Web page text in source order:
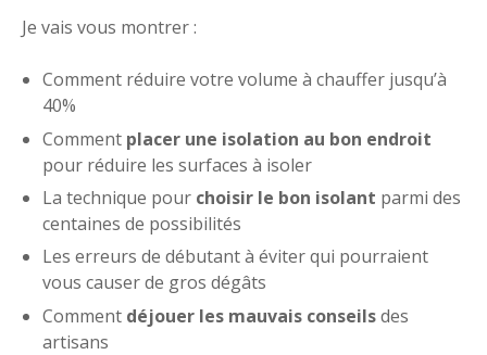
Je vais vous montrer :
Comment réduire votre volume à chauffer jusqu’à
40%
Comment placer une isolation au bon endroit
pour réduire les surfaces à isoler
La technique pour choisir le bon isolant parmi des
centaines de possibilités
Les erreurs de débutant à éviter qui pourraient
vous causer de gros dégâts
Comment déjouer les mauvais conseilsdes
artisans